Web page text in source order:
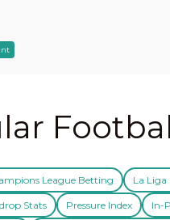
League Betting La Liga
Stats Pressure Index In-